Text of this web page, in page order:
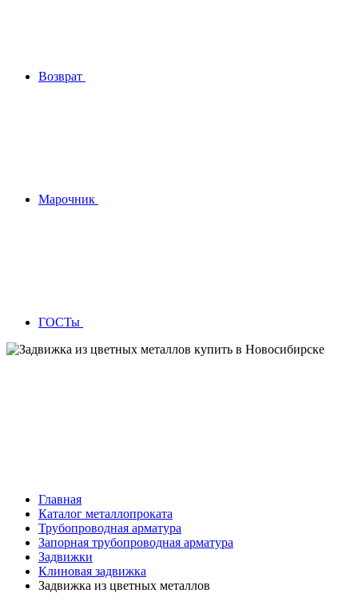
Возврат
Марочник
ГОСТы
Главная
Каталог металлопроката
Трубопроводная арматура
Запорная трубопроводная арматура
Задвижки
Клиновая задвижка
Задвижка из цветных металлов